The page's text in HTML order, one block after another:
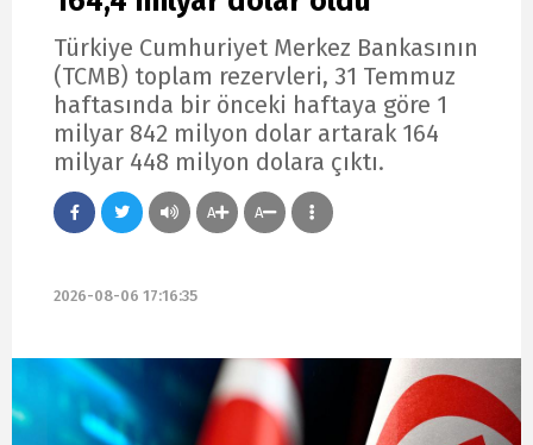
Türkiye Cumhuriyet Merkez Bankasının
(TCMB) toplam rezervleri, 31 Temmuz
haftasında bir önceki haftaya göre 1
milyar 842 milyon dolar artarak 164
milyar 448 milyon dolara çıktı.
A A
2026-08-06 17:16:35